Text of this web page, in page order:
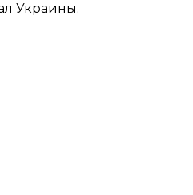
Украины.